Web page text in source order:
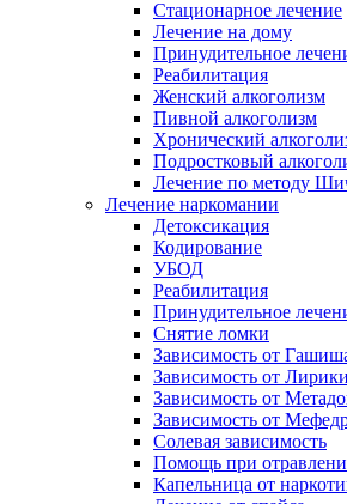
Стационарное лечение
Лечение на дому
Принудительное
Реабилитация
Женский алкоголизм
Пивной алкоголизм
Хронический
Подростковый
Лечение по методу
Лечение наркомании
Детоксикация
Кодирование
УБОД
Реабилитация
Принудительное
Снятие ломки
Зависимость от
Зависимость от Лирики
Зависимость от
Зависимость от
Солевая зависимость
Помощь при
Капельница от